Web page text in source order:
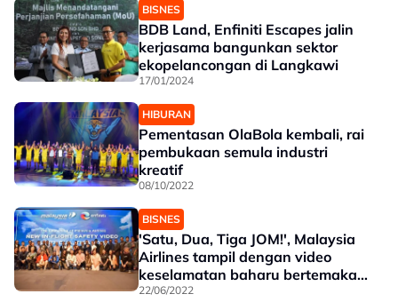
BISNES
BDB Land, Enfiniti Escapes jalin
kerjasama bangunkan sektor
ekopelancongan di Langkawi
17/01/2024
HIBURAN
Pementasan OlaBola kembali, rai
pembukaan semula industri
kreatif
08/10/2022
BISNES
'Satu, Dua, Tiga JOM!', Malaysia
Airlines tampil dengan video
keselamatan baharu bertemakan
muzikal
22/06/2022